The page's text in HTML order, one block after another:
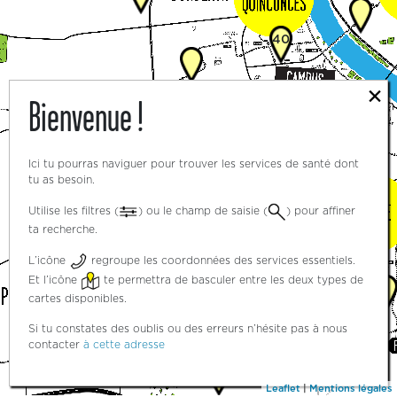
40
16
21
4
×
Bienvenue !
Ici tu pourras naviguer pour trouver les services de santé dont
tu as besoin.
Utilise les filtres ( ) ou le champ de saisie (
) pour affiner
ta recherche.
L’icône
regroupe les coordonnées des services essentiels.
Et l’icône
te permettra de basculer entre les deux types de
cartes disponibles.
Si tu constates des oublis ou des erreurs n’hésite pas à nous
contacter à cette adresse
Leaflet|Mentions légales